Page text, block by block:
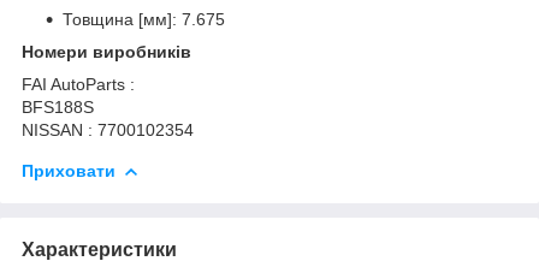
Товщина [мм]: 7.675
Номери виробників
FAI AutoParts :
BFS188S
NISSAN : 7700102354
Приховати
Характеристики